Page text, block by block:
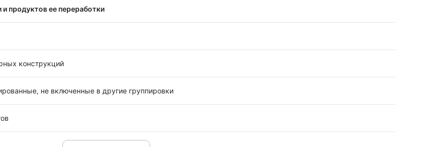
продуктов ее переработки
конструкций
не включенные в другие группировки